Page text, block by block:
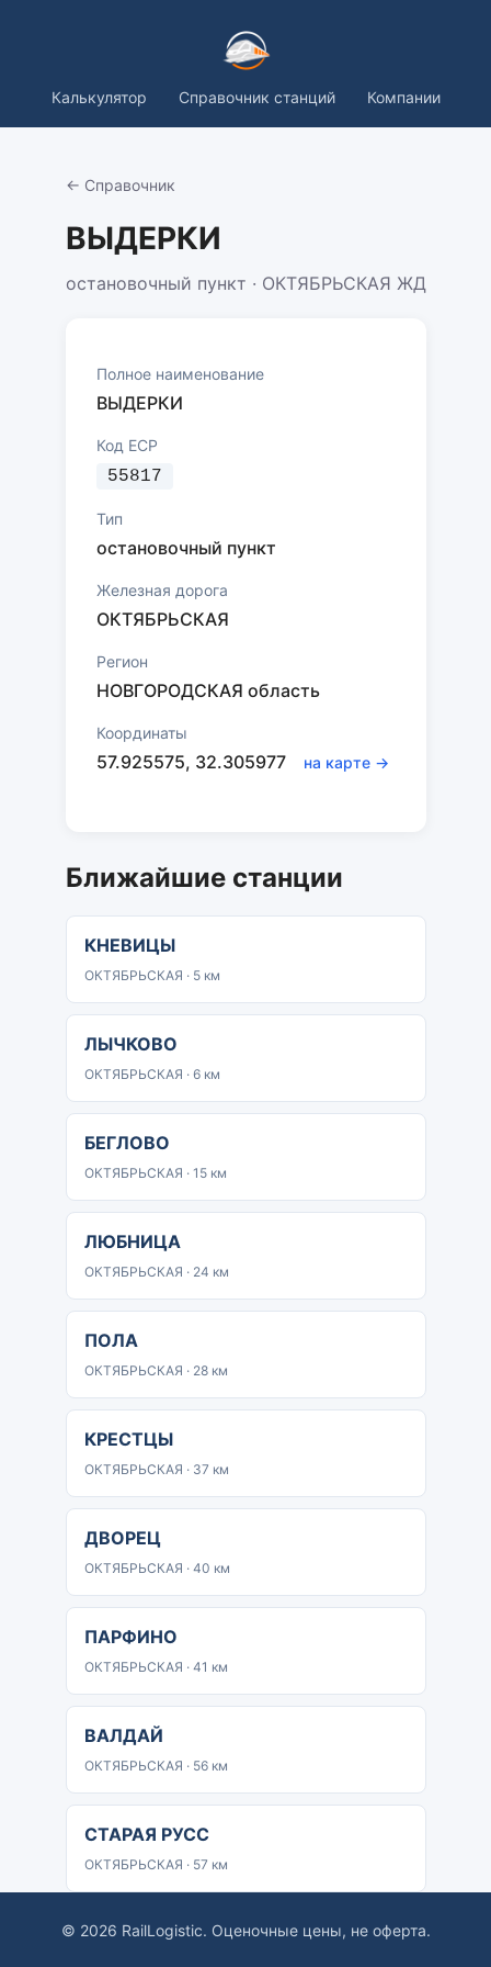
Калькулятор Справочник станций Компании
← Справочник
ВЫДЕРКИ
остановочный пункт · ОКТЯБРЬСКАЯ ЖД
Полное наименование
ВЫДЕРКИ
Код ЕСР
55817
Тип
остановочный пункт
Железная дорога
ОКТЯБРЬСКАЯ
Регион
НОВГОРОДСКАЯ область
Координаты
57.925575, 32.305977 на карте →
Ближайшие станции
КНЕВИЦЫ
ОКТЯБРЬСКАЯ · 5 км
ЛЫЧКОВО
ОКТЯБРЬСКАЯ · 6 км
БЕГЛОВО
ОКТЯБРЬСКАЯ · 15 км
ЛЮБНИЦА
ОКТЯБРЬСКАЯ · 24 км
ПОЛА
ОКТЯБРЬСКАЯ · 28 км
КРЕСТЦЫ
ОКТЯБРЬСКАЯ · 37 км
ДВОРЕЦ
ОКТЯБРЬСКАЯ · 40 км
ПАРФИНО
ОКТЯБРЬСКАЯ · 41 км
ВАЛДАЙ
ОКТЯБРЬСКАЯ · 56 км
СТАРАЯ РУСС
ОКТЯБРЬСКАЯ · 57 км
© 2026 RailLogistic. Оценочные цены, не оферта.